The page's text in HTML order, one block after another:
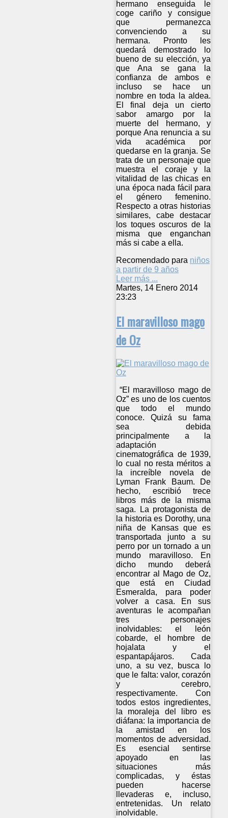
hermano enseguida le
coge cariño y consigue
que permanezca
convenciendo a su
hermana. Pronto les
quedará demostrado lo
bueno de su elección, ya
que Ana se gana la
confianza de ambos e
incluso se hace un
nombre en toda la aldea.
El final deja un cierto
sabor amargo por la
muerte del hermano, y
porque Ana renuncia a su
vida académica por
quedarse en la granja. Se
trata de un personaje que
muestra el coraje y la
vitalidad de las chicas en
una época nada fácil para
el género femenino.
Respecto a otras historias
similares, cabe destacar
los toques oscuros de la
misma que enganchan
más si cabe a ella.
Recomendado para niños
a partir de 9 años
Leer más ...
Martes, 14 Enero 2014
23:23
El maravilloso mago
de Oz
“El maravilloso mago de
Oz” es uno de los cuentos
que todo el mundo
conoce. Quizá su fama
sea debida
principalmente a la
adaptación
cinematográfica de 1939,
lo cual no resta méritos a
la increíble novela de
Lyman Frank Baum. De
hecho, escribió trece
libros más de la misma
saga. La protagonista de
la historia es Dorothy, una
niña de Kansas que es
transportada junto a su
perro por un tornado a un
mundo maravilloso. En
dicho mundo deberá
encontrar al Mago de Oz,
que está en Ciudad
Esmeralda, para poder
volver a casa. En sus
aventuras le acompañan
tres personajes
inolvidables: el león
cobarde, el hombre de
hojalata y el
espantapájaros. Cada
uno, a su vez, busca lo
que le falta: valor, corazón
y cerebro,
respectivamente. Con
todos estos ingredientes,
la moraleja del libro es
diáfana: la importancia de
la amistad en los
momentos de adversidad.
Es esencial sentirse
apoyado en las
situaciones más
complicadas, y éstas
pueden hacerse
llevaderas e, incluso,
entretenidas. Un relato
inolvidable.